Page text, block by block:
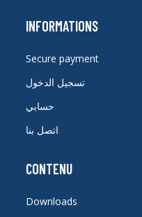
INFORMATIONS
Secure payment
تسجيل الدخول
حسابي
اتصل بنا
CONTENU
Downloads